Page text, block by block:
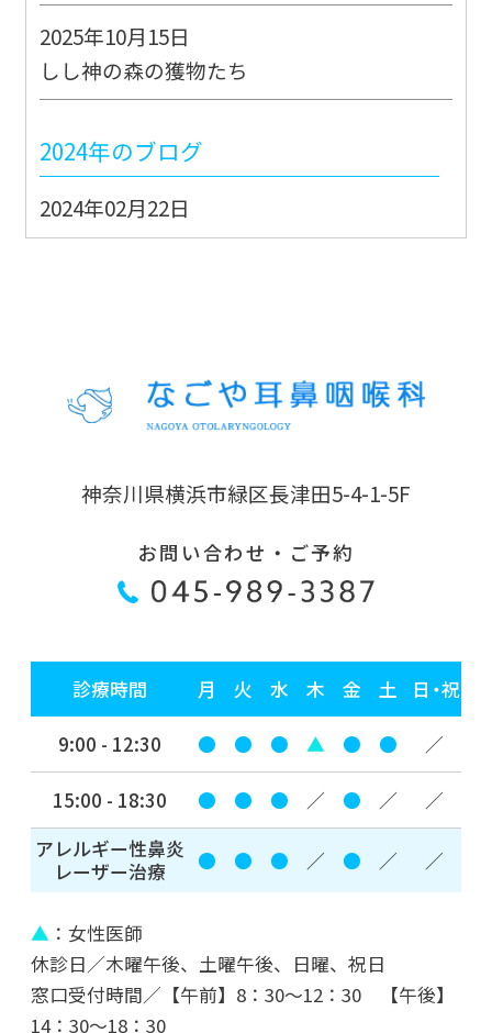
2025年10月15日
しし神の森の獲物たち
2024年のブログ
2024年02月22日
能登地震JMAT派遣出動②
2022年のブログ
ただ平和のためだけに
2022年06月06日
そこに AI はあるんか？
2022年05月23日
FIRE！
2022年03月03日
3月3日の世界に
2022年01月31日
横浜キッド
2022年01月14日
2022年 新年のご挨拶
神奈川県横浜市緑区長津田5-4-1-5F
お問い合わせ・ご予約
診療時間 月 火 水 木 金 土 日・祝
9:00 - 12:30 ● ● ● ▲ ● ● ／
15:00 - 18:30 ● ● ● ／ ● ／
／
アレルギー性鼻炎
レーザー治療
● ● ● ／ ● ／ ／
▲ ：女性医師
休診日／木曜午後、土曜午後、日曜、祝日
窓口受付時間／【午前】8：30～12：30 【午後】
14：30～18：30